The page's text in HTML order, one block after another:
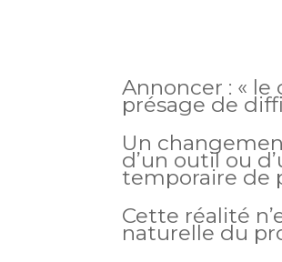
Annoncer : «
présage de
Un
d’un outil ou
temporaire de
Cette réalité
naturelle du